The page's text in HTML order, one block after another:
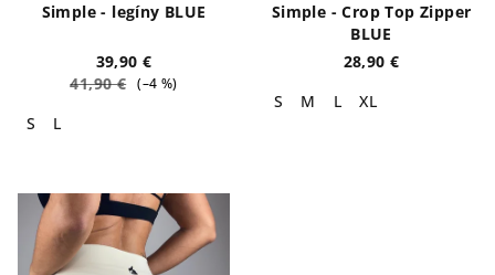
Simple - legíny BLUE
39,90 €
41,90 € (–4 %)
S L
Simple - Crop Top Zipper
BLUE
28,90 €
S
M L XL